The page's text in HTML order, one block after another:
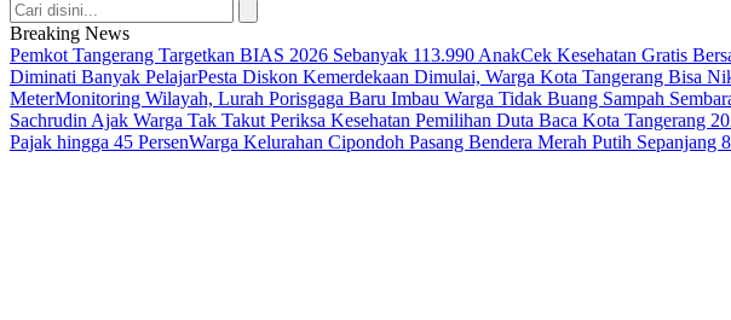
Breaking News
Pemkot Tangerang Targetkan BIAS 2026 Sebanyak 113.990 AnakCek Kesehatan Gratis
Diminati Banyak PelajarPesta Diskon Kemerdekaan Dimulai, Warga Kota Tangerang Bisa
MeterMonitoring Wilayah, Lurah Porisgaga Baru Imbau Warga Tidak Buang Sampah
Sachrudin Ajak Warga Tak Takut Periksa Kesehatan Pemilihan Duta Baca Kota Tangerang
Pajak hingga 45 PersenWarga Kelurahan Cipondoh Pasang Bendera Merah Putih Sepanjang